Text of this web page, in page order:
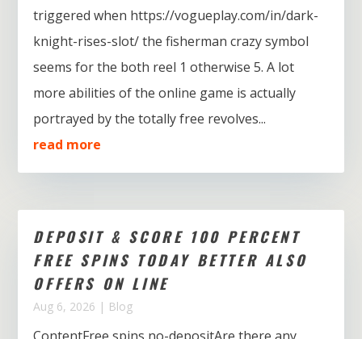
triggered when https://vogueplay.com/in/dark-
knight-rises-slot/ the fisherman crazy symbol
seems for the both reel 1 otherwise 5. A lot
more abilities of the online game is actually
portrayed by the totally free revolves...
read more
DEPOSIT & SCORE 100 PERCENT
FREE SPINS TODAY BETTER ALSO
OFFERS ON LINE
Aug 6, 2026 | Blog